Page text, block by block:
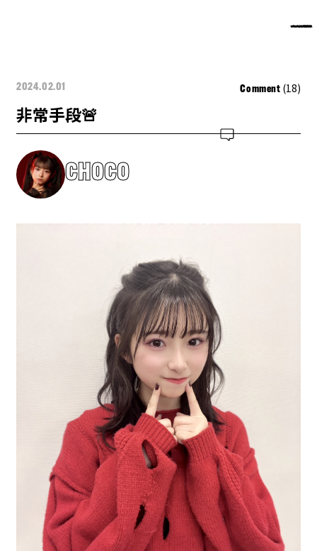
2024.02.01 Comment (18)
非常手段🚨
CHOCO